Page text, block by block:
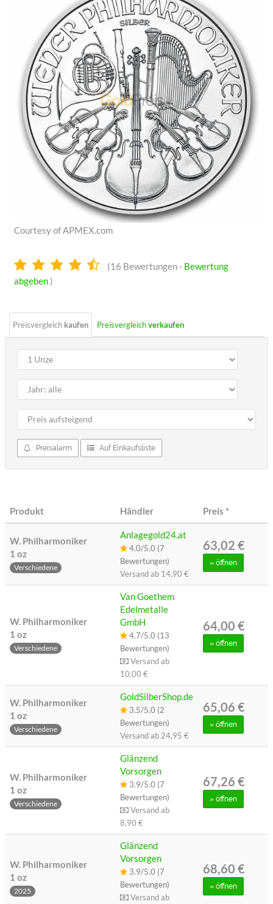
Courtesy of APMEX.com
4.6
(16 Bewertungen - Bewertung
abgeben)
Preisvergleich kaufen Preisvergleichverkaufen
Preisalarm Auf Einkaufsliste
Produkt Händler Preis *
W. Philharmoniker
1 oz
Verschiedene
Anlagegold24.at
4.0/5.0 (7
Bewertungen)
Versand ab 14,90 €
63,02 €
» öffnen
W. Philharmoniker
1 oz
Verschiedene
Van Goethem
Edelmetalle
GmbH
4.7/5.0 (13
Bewertungen)
Versand ab
10,00 €
64,00 €
» öffnen
W. Philharmoniker
1 oz
Verschiedene
GoldSilberShop.de
3.5/5.0 (2
Bewertungen)
Versand ab 24,95 €
65,06 €
» öffnen
W. Philharmoniker
1 oz
Verschiedene
Glänzend
Vorsorgen
3.9/5.0 (7
Bewertungen)
Versand ab
8,90 €
67,26 €
» öffnen
W. Philharmoniker
1 oz
2025
Glänzend
Vorsorgen
3.9/5.0 (7
Bewertungen)
Versand ab
68,60 €
» öffnen